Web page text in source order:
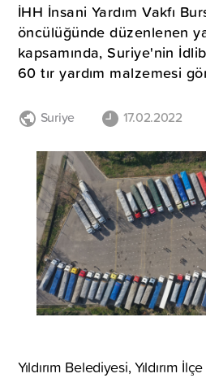
İHH İnsani Yardım Vakfı
öncülüğünde düzenlenen
kapsamında, Suriye'nin
60 tır yardım malzemesi
Suriye 17.02.2022
Yıldırım Belediyesi, Yıldırım